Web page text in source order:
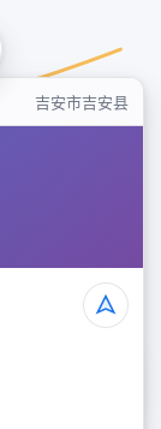
吉安市吉安县